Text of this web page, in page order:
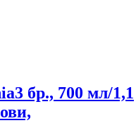
3 бр., 700 мл/1,1